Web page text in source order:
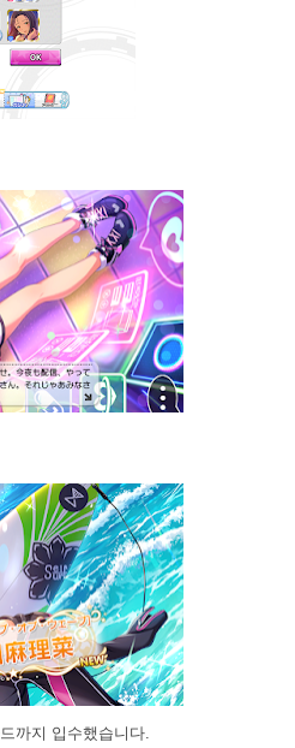
까지 입수했습니다.